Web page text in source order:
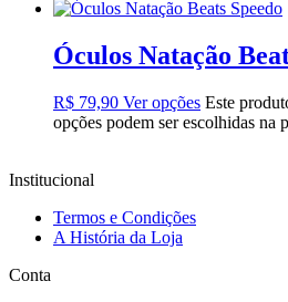
Óculos Natação
R$ 79,90 Ver opções Este
opções podem ser escolhidas na
Institucional
Termos e Condições
A História da Loja
Conta